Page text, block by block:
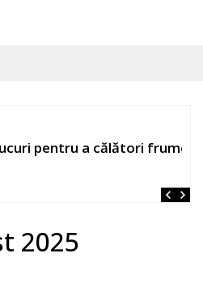
pentru a călători frumos
2025